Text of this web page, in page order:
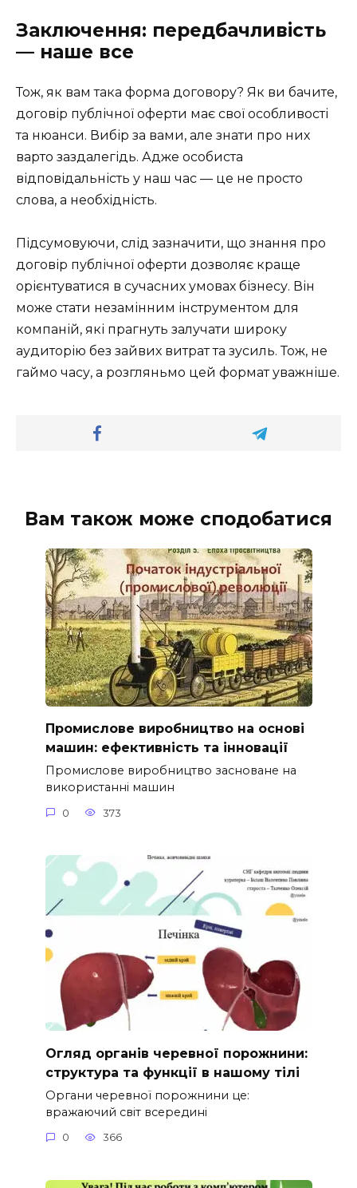
Заключення: передбачливість
— наше все
Тож, як вам така форма договору? Як ви бачите,
договір публічної оферти має свої особливості
та нюанси. Вибір за вами, але знати про них
варто заздалегідь. Адже особиста
відповідальність у наш час — це не просто
слова, а необхідність.
Підсумовуючи, слід зазначити, що знання про
договір публічної оферти дозволяє краще
орієнтуватися в сучасних умовах бізнесу. Він
може стати незамінним інструментом для
компаній, які прагнуть залучати широку
аудиторію без зайвих витрат та зусиль. Тож, не
гаймо часу, а розгляньмо цей формат уважніше.
Вам також може сподобатися
Промислове виробництво на основі
машин: ефективність та інновації
Промислове виробництво засноване на
використанні машин
0 373
Огляд органів черевної порожнини:
структура та функції в нашому тілі
Органи черевної порожнини це:
вражаючий світ всередині
0 366